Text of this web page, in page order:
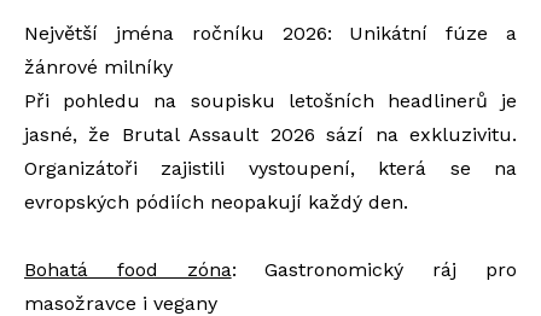
Největší jména ročníku 2026: Unikátní fúze a
žánrové milníky
Při pohledu na soupisku letošních headlinerů je
jasné, že Brutal Assault 2026 sází na exkluzivitu.
Organizátoři zajistili vystoupení, která se na
evropských pódiích neopakují každý den.
Bohatá food zóna: Gastronomický ráj pro
masožravce i vegany